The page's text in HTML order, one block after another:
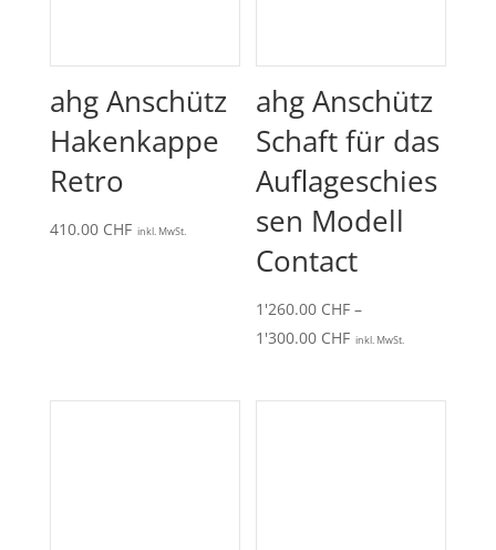
ahg Anschütz
Hakenkappe
Retro
410.00 CHF inkl. MwSt.
ahg Anschütz
Schaft für das
Auflageschies
sen Modell
Contact
1'260.00 CHF –
1'300.00 CHFPreisspanne:
inkl. MwSt.